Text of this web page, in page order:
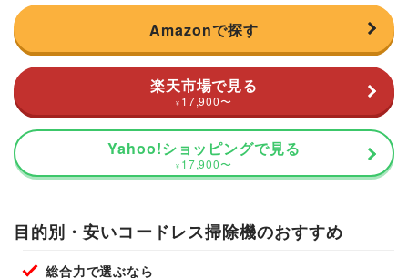
Amazonで探す
楽天市場で見る
¥ 17,900〜
Yahoo!ショッピングで見る
¥ 17,900〜
目的別・安いコードレス掃除機のおすすめ
総合力で選ぶなら